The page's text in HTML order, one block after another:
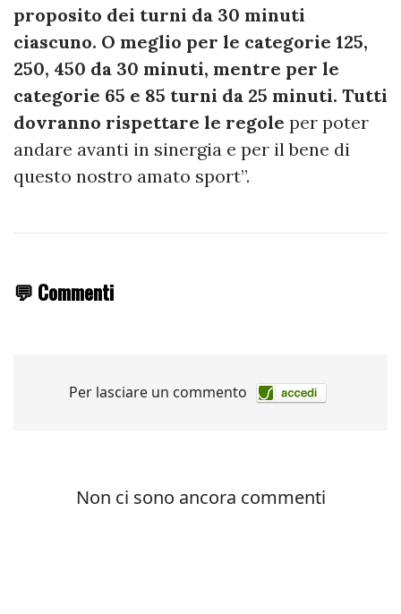
proposito dei turni da 30 minuti
ciascuno. O meglio per le categorie 125,
250, 450 da 30 minuti, mentre per le
categorie 65 e 85 turni da 25 minuti. Tutti
dovranno rispettare le regole per poter
andare avanti in sinergia e per il bene di
questo nostro amato sport”.
💬 Commenti